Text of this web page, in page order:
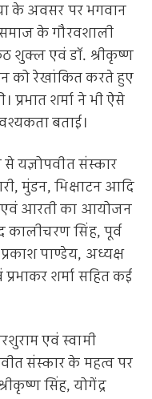
के अवसर पर भगवान
समाज के गौरवशाली
शुक्ल एवं डॉ. श्रीकृष्ण
को रेखांकित करते हुए
शर्मा ने भी ऐसे
बताई।
यज्ञोपवीत संस्कार
मुंडन, भिक्षाटन आदि
एवं आरती का आयोजन
कालीचरण सिंह, पूर्व
पाण्डेय, अध्यक्ष
शर्मा सहित कई
एवं स्वामी
संस्कार के महत्व पर
सिंह, योगेंद्र